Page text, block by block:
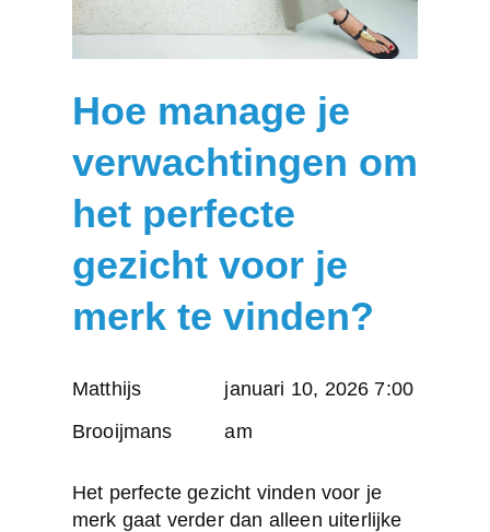
Hoe manage je
verwachtingen om
het perfecte
gezicht voor je
merk te vinden?
Posted
by:
Matthijs
Brooijmans
januari 10, 2026 7:00
am
Het perfecte gezicht vinden voor je
merk gaat verder dan alleen uiterlijke